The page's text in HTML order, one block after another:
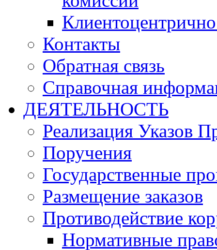
Контакты
Обратная связь
Справочная
ДЕЯТЕЛЬНОСТЬ
Реализация Указов
Поручения
Государственные
Размещение заказов
Противодействие
Нормативные